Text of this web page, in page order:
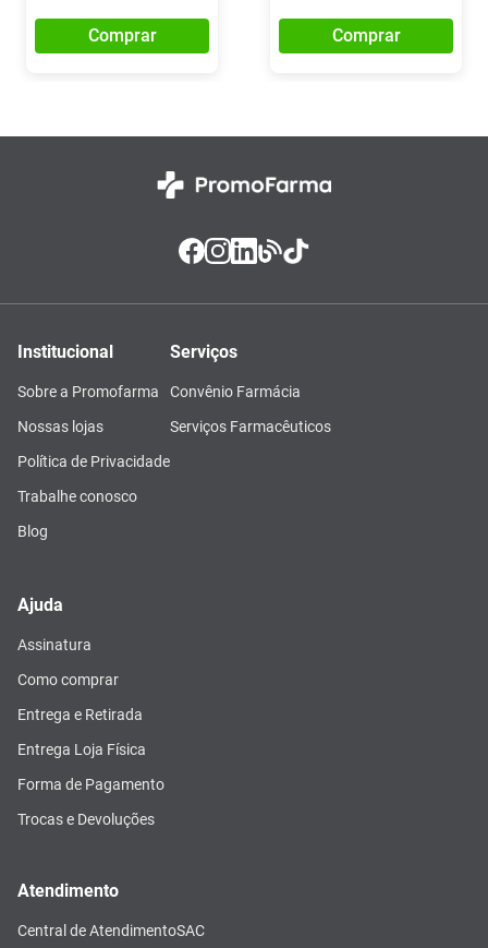
Comprar Comprar
Institucional
Sobre a Promofarma
Nossas lojas
Política de Privacidade
Trabalhe conosco
Blog
Serviços
Convênio Farmácia
Serviços Farmacêuticos
Ajuda
Assinatura
Como comprar
Entrega e Retirada
Entrega Loja Física
Forma de Pagamento
Trocas e Devoluções
Atendimento
Central de AtendimentoSAC